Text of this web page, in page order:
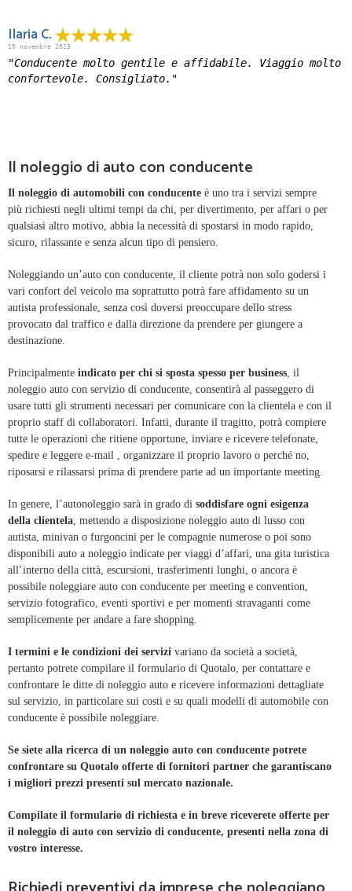
Ilaria C.
19 novembre 2023
"Conducente molto gentile e affidabile. Viaggio molto
confortevole. Consigliato."
Il noleggio di auto con conducente
Il noleggio di automobili con conducente è uno tra i servizi sempre
più richiesti negli ultimi tempi da chi, per divertimento, per affari o per
qualsiasi altro motivo, abbia la necessità di spostarsi in modo rapido,
sicuro, rilassante e senza alcun tipo di pensiero.
Noleggiando un’auto con conducente, il cliente potrà non solo godersi i
vari confort del veicolo ma soprattutto potrà fare affidamento su un
autista professionale, senza così doversi preoccupare dello stress
provocato dal traffico e dalla direzione da prendere per giungere a
destinazione.
Principalmente indicato per chi si sposta spesso per business, il
noleggio auto con servizio di conducente, consentirà al passeggero di
usare tutti gli strumenti necessari per comunicare con la clientela e con il
proprio staff di collaboratori. Infatti, durante il tragitto, potrà compiere
tutte le operazioni che ritiene opportune, inviare e ricevere telefonate,
spedire e leggere e-mail , organizzare il proprio lavoro o perché no,
riposarsi e rilassarsi prima di prendere parte ad un importante meeting.
In genere, l’autonoleggio sarà in grado di soddisfare ogni esigenza
della clientela, mettendo a disposizione noleggio auto di lusso con
autista, minivan o furgoncini per le compagnie numerose o poi sono
disponibili auto a noleggio indicate per viaggi d’affari, una gita turistica
all’interno della città, escursioni, trasferimenti lunghi, o ancora è
possibile noleggiare auto con conducente per meeting e convention,
servizio fotografico, eventi sportivi e per momenti stravaganti come
semplicemente per andare a fare shopping.
I termini e le condizioni dei servizi variano da società a società,
pertanto potrete compilare il formulario di Quotalo, per contattare e
confrontare le ditte di noleggio auto e ricevere informazioni dettagliate
sul servizio, in particolare sui costi e su quali modelli di automobile con
conducente è possibile noleggiare.
Se siete alla ricerca di un noleggio auto con conducente potrete
confrontare su Quotalo offerte di fornitori partner che garantiscano
i migliori prezzi presenti sul mercato nazionale.
Compilate il formulario di richiesta e in breve riceverete offerte per
il noleggio di auto con servizio di conducente, presenti nella zona di
vostro interesse.